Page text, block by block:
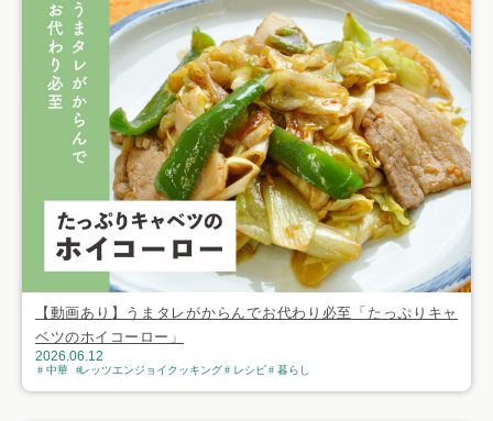
【動画あり】うまタレがからんでお代わり必至「たっぷりキャ
ベツのホイコーロー」
2026.06.12
中華 レッツエンジョイクッキング レシピ 暮らし